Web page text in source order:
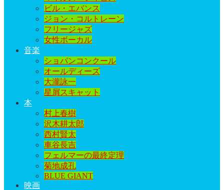
ビル・エバンス
ジョン・コルトレーン
フリージャズ
女性ボーカル
音楽
ショパンコンクール
オールディーズ
大瀧詠一
星屑スキャット
本
村上春樹
沢木耕太郎
西村賢太
車谷長吉
フェルマーの最終定理
菊地成孔
BLUE GIANT
映画